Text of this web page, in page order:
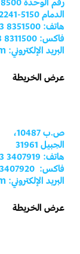
رقم الوحدة 8500،
الدمام 5150-32241
هاتف: 8351500 13 966+
فاكس: 8311500 13 966+
البريد الإلكتروني: sales@gasarabian.com
عرض الخريطة
ص.ب 10487،
الجبيل 31961
هاتف: 3407919 13 966+
فاكس: 3407920 13 966+
البريد الإلكتروني: sales@gasarabian.com
عرض الخريطة